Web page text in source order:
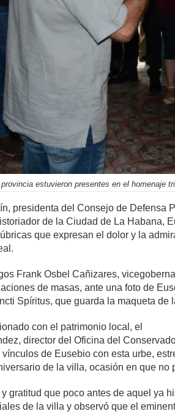
estuvieron presentes en el homenaje
presidenta del Consejo de Defensa
de la Ciudad de La Habana,
que expresan el dolor y la
Frank Osbel Cañizares,
de masas, ante una foto de
Spíritus, que guarda la maqueta de
con el patrimonio local, el
director del Oficina del
de Eusebio con esta urbe,
de la villa, ocasión en que no
gratitud que poco antes de aquel ya
de la villa y observó que el